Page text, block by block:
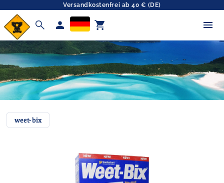
Versandkostenfrei ab 40 € (DE)
search person shopping_cart
weet-bix